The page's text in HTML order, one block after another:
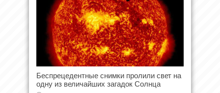
Беспрецедентные снимки пролили свет на
одну из величайших загадок Солнца